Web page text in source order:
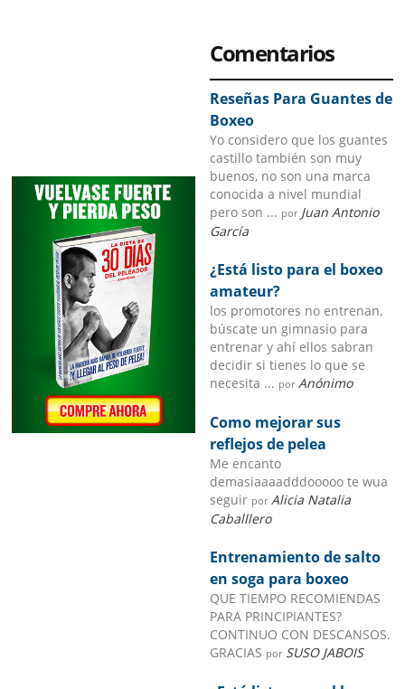
Comentarios
Reseñas Para Guantes de
Boxeo
Yo considero que los guantes
castillo también son muy
buenos, no son una marca
conocida a nivel mundial
pero son ... por Juan Antonio
García
¿Está listo para el boxeo
amateur?
los promotores no entrenan,
búscate un gimnasio para
entrenar y ahí ellos sabran
decidir si tienes lo que se
necesita ... por Anónimo
Como mejorar sus
reflejos de pelea
Me encanto
demasiaaaadddooooo te wua
seguir por Alicia Natalia
Caballlero
Entrenamiento de salto
en soga para boxeo
QUE TIEMPO RECOMIENDAS
PARA PRINCIPIANTES?
CONTINUO CON DESCANSOS.
GRACIAS por SUSO JABOIS